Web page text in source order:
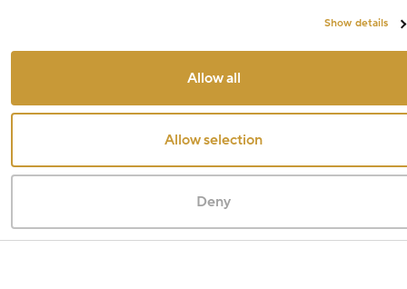
Show details
Allow all
Allow selection
Deny